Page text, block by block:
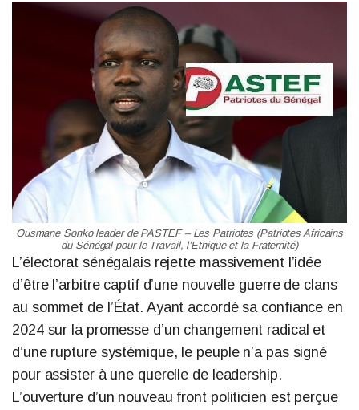
Ousmane Sonko leader de PASTEF – Les Patriotes (Patriotes Africains
du Sénégal pour le Travail, l’Ethique et la Fraternité)
L’électorat sénégalais rejette massivement l’idée
d’être l’arbitre captif d’une nouvelle guerre de clans
au sommet de l’État. Ayant accordé sa confiance en
2024 sur la promesse d’un changement radical et
d’une rupture systémique, le peuple n’a pas signé
pour assister à une querelle de leadership.
L’ouverture d’un nouveau front politicien est perçue